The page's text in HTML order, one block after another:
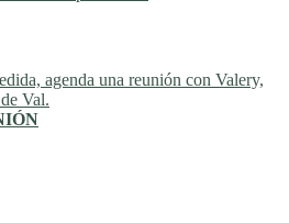
agenda una reunión con Valery,
Val.